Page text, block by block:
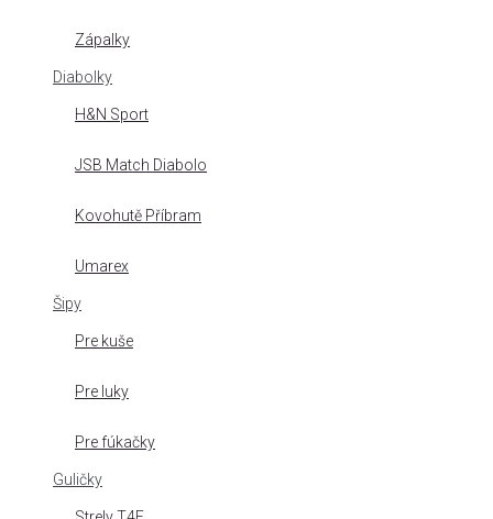
Zápalky
Diabolky
H&N Sport
JSB Match Diabolo
Kovohutě Příbram
Umarex
Šipy
Pre kuše
Pre luky
Pre fúkačky
Guličky